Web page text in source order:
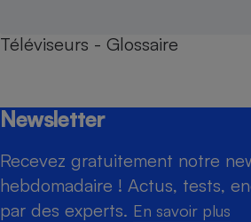
Téléviseurs - Glossaire
Newsletter
Recevez gratuitement notre
hebdomadaire ! Actus, tests,
par des experts. En savoir plus